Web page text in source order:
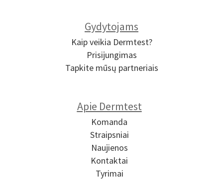
Gydytojams
Kaip veikia Dermtest?
Prisijungimas
Tapkite mūsų partneriais
Apie Dermtest
Komanda
Straipsniai
Naujienos
Kontaktai
Tyrimai